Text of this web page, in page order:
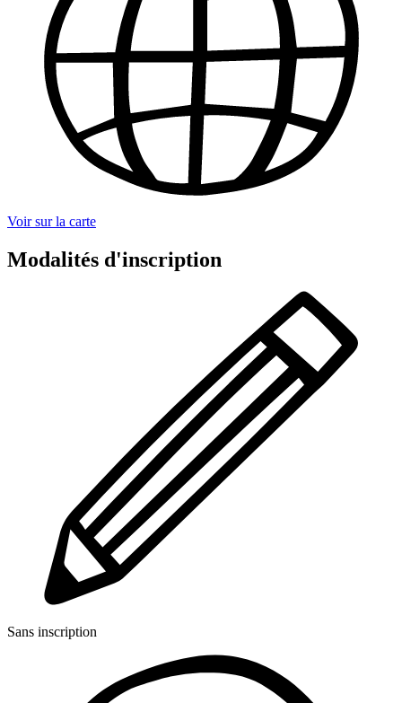
Voir sur la carte
Modalités d'inscription
Sans inscription